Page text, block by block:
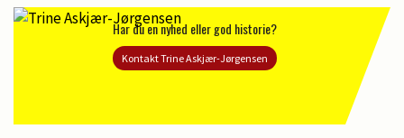
Har du en nyhed eller god historie?
Kontakt Trine Askjær-Jørgensen